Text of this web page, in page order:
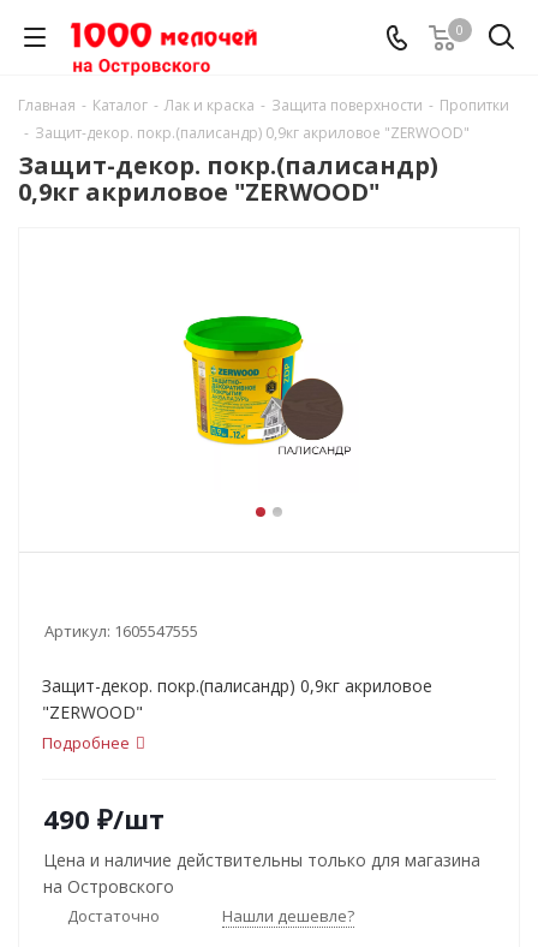
0
Главная - Каталог - Лак и краска - Защита поверхности - Пропитки
- Защит-декор. покр.(палисандр) 0,9кг акриловое "ZERWOOD"
Защит-декор. покр.(палисандр)
0,9кг акриловое "ZERWOOD"
Артикул: 1605547555
Защит-декор. покр.(палисандр) 0,9кг акриловое
"ZERWOOD"
Подробнее
490 ₽/шт
Цена и наличие действительны только для магазина
на Островского
Достаточно Нашли дешевле?